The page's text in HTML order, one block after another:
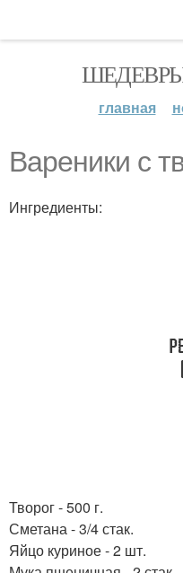
главная
Вареники с
Ингредиенты:
Творог - 500 г.
Сметана - 3/4 стак.
Яйцо куриное - 2 шт.